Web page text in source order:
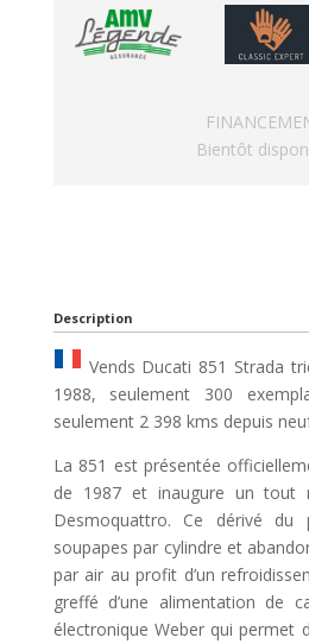
Bientôt
Description
Vends Ducati 851 Strada
1988, seulement 300
seulement 2 398 kms depuis
La 851 est présentée
de 1987 et inaugure un tout
Desmoquattro. Ce dérivé du
soupapes par cylindre et
par air au profit d’un
greffé d’une alimentation de
électronique Weber qui permet